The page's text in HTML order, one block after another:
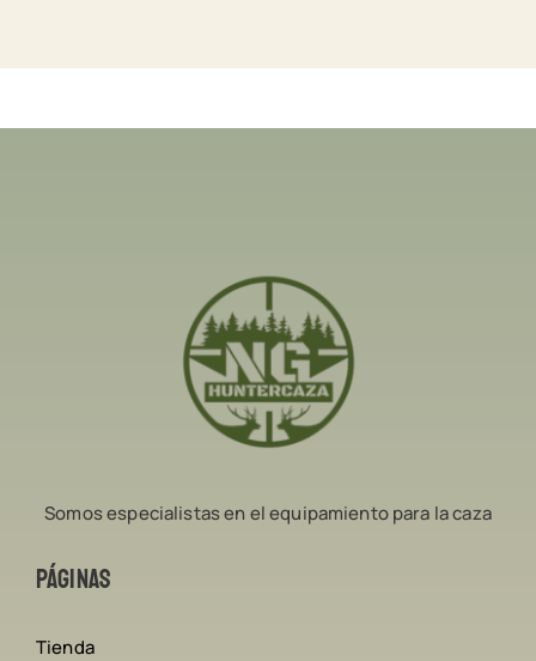
Somos especialistas en el equipamiento para la caza
Páginas
Tienda